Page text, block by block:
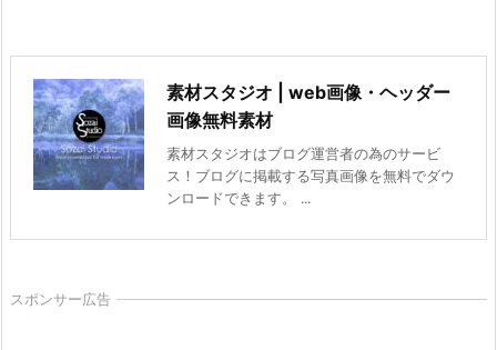
素材スタジオ | web画像・ヘッダー
画像無料素材
素材スタジオはブログ運営者の為のサービ
ス！ブログに掲載する写真画像を無料でダウ
ンロードできます。 ...
スポンサー広告